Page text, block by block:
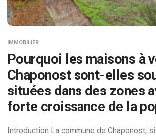
IMMOBILIER
Pourquoi les maisons à
Chaponost sont-elles
situées dans des zones
forte croissance de la
Introduction La commune de Chaponost,